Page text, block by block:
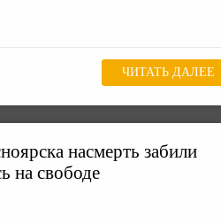
ЧИТАТЬ ДАЛЕЕ
насмерть забили
на свободе